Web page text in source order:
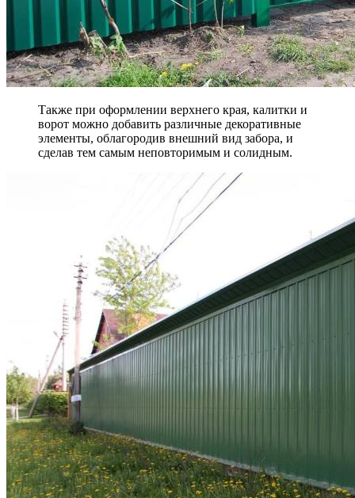
Также при оформлении верхнего края, калитки и
ворот можно добавить различные декоративные
элементы, облагородив внешний вид забора, и
сделав тем самым неповторимым и солидным.